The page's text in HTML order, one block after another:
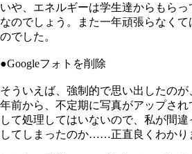
いや、エネルギーは学生達からもら
なのでしょう。また一年頑張らなくて
のでした。
●Googleフォトを削除
そういえば、強制的で思い出したのが
年前から、不定期に写真がアップさ
して処理してはいないので、私が間
してしまったのか……正直良くわかり